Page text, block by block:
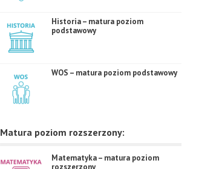
Historia – matura poziom
podstawowy
WOS – matura poziom podstawowy
Matura poziom rozszerzony:
Matematyka – matura poziom
rozszerzony